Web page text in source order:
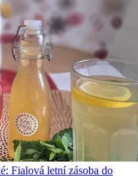
Fialová letní zásoba do